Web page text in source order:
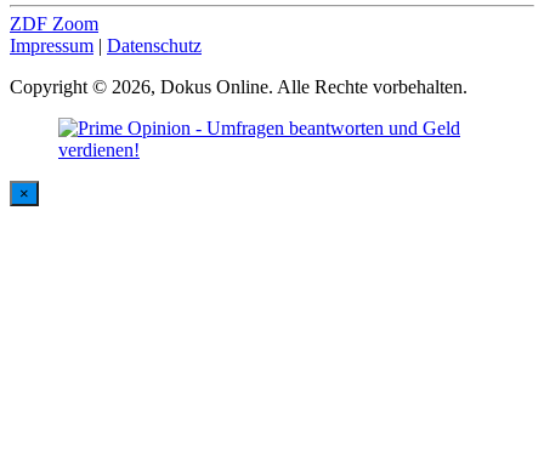
ZDF Zoom
Impressum | Datenschutz
Copyright © 2026, Dokus Online. Alle Rechte vorbehalten.
×